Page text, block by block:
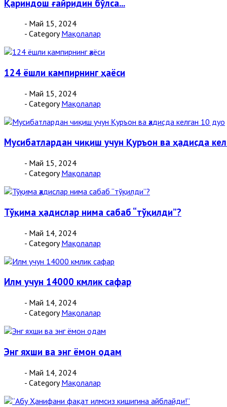
Қариндош ғайридин бўлса...
- Май 15, 2024
- Category Мақолалар
124 ёшли кампирнинг ҳаёси
- Май 15, 2024
- Category Мақолалар
Мусибатлардан чиқиш учун Қуръон ва ҳадисда
- Май 15, 2024
- Category Мақолалар
Тўқима ҳадислар нима сабаб “тўқилди”?
- Май 14, 2024
- Category Мақолалар
Илм учун 14000 кмлик сафар
- Май 14, 2024
- Category Мақолалар
Энг яхши ва энг ёмон одам
- Май 14, 2024
- Category Мақолалар